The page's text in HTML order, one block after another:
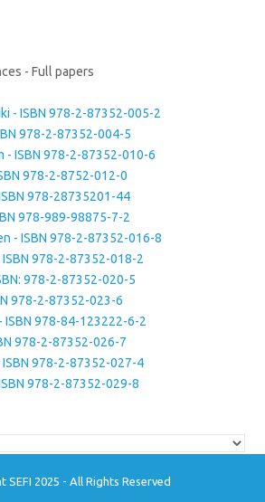
- Full papers
- ISBN 978-2-87352-005-2
978-2-87352-004-5
- ISBN 978-2-87352-010-6
978-2-8752-012-0
978-28735201-44
978-989-98875-7-2
- ISBN 978-2-87352-016-8
978-2-87352-018-2
978-2-87352-020-5
978-2-87352-023-6
ISBN 978-84-123222-6-2
978-2-87352-026-7
ISBN 978-2-87352-027-4
978-2-87352-029-8
SEFI 2025 - All Rights Reserved